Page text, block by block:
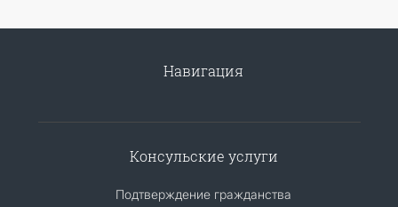
Навигация
Консульские услуги
Подтверждение гражданства